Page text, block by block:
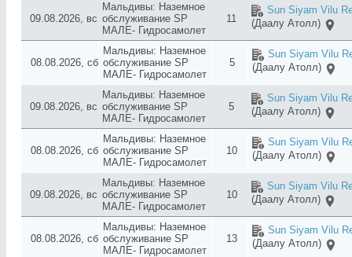
09.08.2026, вс
Мальдивы: Наземное
обслуживание SP
МАЛЕ- Гидросамолет
11
Sun Siyam Vilu
(Даалу Атолл)
08.08.2026, сб
Мальдивы: Наземное
обслуживание SP
МАЛЕ- Гидросамолет
5
Sun Siyam Vilu
(Даалу Атолл)
09.08.2026, вс
Мальдивы: Наземное
обслуживание SP
МАЛЕ- Гидросамолет
5
Sun Siyam Vilu
(Даалу Атолл)
08.08.2026, сб
Мальдивы: Наземное
обслуживание SP
МАЛЕ- Гидросамолет
10
Sun Siyam Vilu
(Даалу Атолл)
09.08.2026, вс
Мальдивы: Наземное
обслуживание SP
МАЛЕ- Гидросамолет
10
Sun Siyam Vilu
(Даалу Атолл)
08.08.2026, сб
Мальдивы: Наземное
обслуживание SP
МАЛЕ- Гидросамолет
13
Sun Siyam Vilu
(Даалу Атолл)